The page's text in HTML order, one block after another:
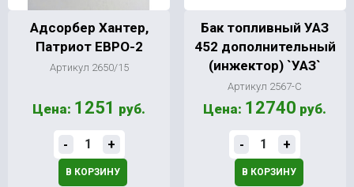
Адсорбер Хантер,
Патриот ЕВРО-2
Артикул 2650/15
Цена: 1251 руб.
- +
В КОРЗИНУ
Бак топливный УАЗ
452 дополнительный
(инжектор) `УАЗ`
Артикул 2567-С
Цена: 12740 руб.
- +
В КОРЗИНУ